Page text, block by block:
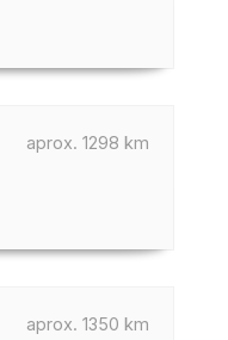
aprox. 1298 km
aprox. 1350 km